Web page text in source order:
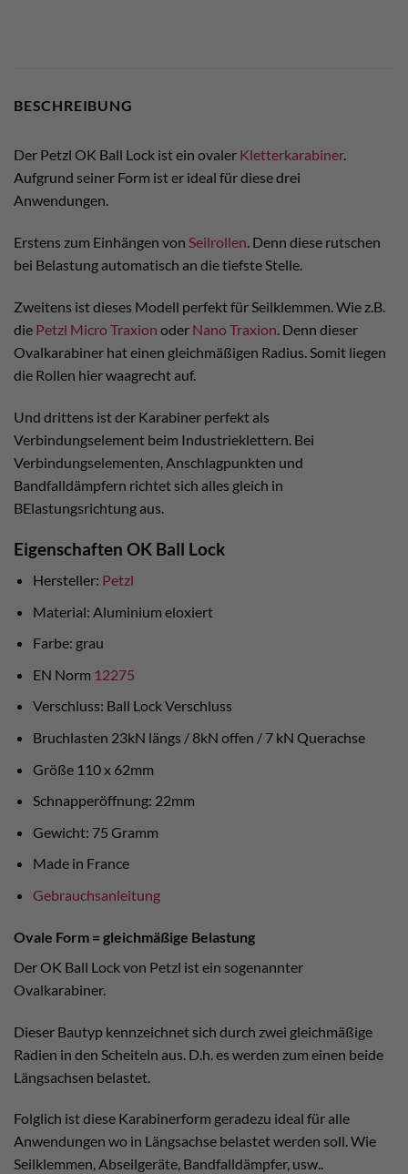
BESCHREIBUNG
Der Petzl OK Ball Lock ist ein ovaler Kletterkarabiner.
Aufgrund seiner Form ist er ideal für diese drei
Anwendungen.
Erstens zum Einhängen von Seilrollen. Denn diese rutschen
bei Belastung automatisch an die tiefste Stelle.
Zweitens ist dieses Modell perfekt für Seilklemmen. Wie z.B.
die Petzl Micro Traxion oder Nano Traxion. Denn dieser
Ovalkarabiner hat einen gleichmäßigen Radius. Somit liegen
die Rollen hier waagrecht auf.
Und drittens ist der Karabiner perfekt als
Verbindungselement beim Industrieklettern. Bei
Verbindungselementen, Anschlagpunkten und
Bandfalldämpfern richtet sich alles gleich in
BElastungsrichtung aus.
Eigenschaften OK Ball Lock
Hersteller: Petzl
Material: Aluminium eloxiert
Farbe: grau
EN Norm 12275
Verschluss: Ball Lock Verschluss
Bruchlasten 23kN längs / 8kN offen / 7 kN Querachse
Größe 110 x 62mm
Schnapperöffnung: 22mm
Gewicht: 75 Gramm
Made in France
Gebrauchsanleitung
Ovale Form = gleichmäßige Belastung
Der OK Ball Lock von Petzl ist ein sogenannter
Ovalkarabiner.
Dieser Bautyp kennzeichnet sich durch zwei gleichmäßige
Radien in den Scheiteln aus. D.h. es werden zum einen beide
Längsachsen belastet.
Folglich ist diese Karabinerform geradezu ideal für alle
Anwendungen wo in Längsachse belastet werden soll. Wie
Seilklemmen, Abseilgeräte, Bandfalldämpfer, usw..